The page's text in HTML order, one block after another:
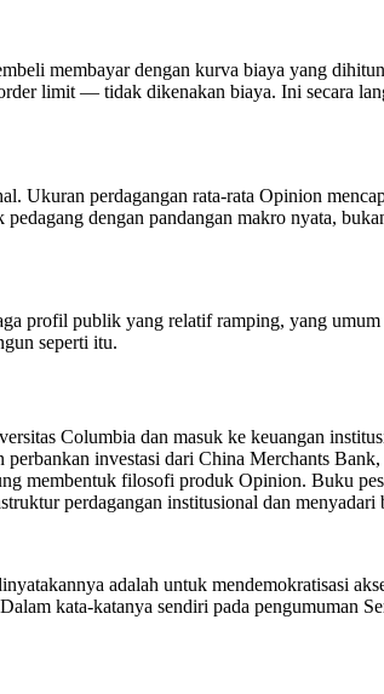
membayar dengan kurva biaya yang
limit — tidak dikenakan biaya. Ini secara
Ukuran perdagangan rata-rata Opinion
dengan pandangan makro nyata,
profil publik yang relatif ramping, yang
seperti itu.
Columbia dan masuk ke keuangan
investasi dari China Merchants
membentuk filosofi produk Opinion. Buku
perdagangan institusional dan menyadari
adalah untuk mendemokratisasi
kata-katanya sendiri pada pengumuman